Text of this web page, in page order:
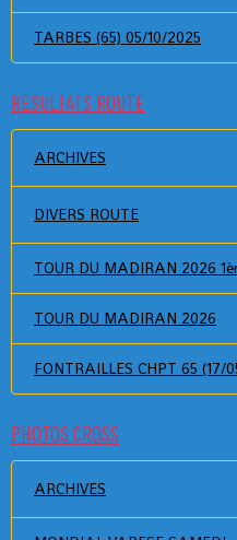
TARBES (65) 05/10/2025
RESULTATS ROUTE
ARCHIVES
DIVERS ROUTE
TOUR DU MADIRAN 2026
TOUR DU MADIRAN 2026
FONTRAILLES CHPT 65 (17/
PHOTOS CROSS
ARCHIVES